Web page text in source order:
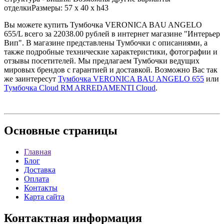
отделкиРазмеры: 57 x 40 x h43
Вы можете купить Тумбочка VERONICA BAU ANGELO
655/L всего за 22038.00 рублей в интернет магазине "Интерьер
Вип". В магазине представлены Тумбочки с описаниями, а
также подробные технические характеристики, фотографии и
отзывы посетителей. Мы предлагаем Тумбочки ведущих
мировых брендов с гарантией и доставкой. Возможно Вас так
же заинтересут Тумбочка VERONICA BAU ANGELO 655 или
Тумбочка Cloud RM ARREDAMENTI Cloud.
Основные страницы
Главная
Блог
Доставка
Оплата
Контакты
Карта сайта
Контактная информация